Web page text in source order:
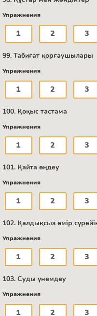
Упражнения
1 2 3
99. Табиғат қорғаушылары
Упражнения
1 2 3
100. Қоқыс тастама
Упражнения
1 2 3
101. Қайта өңдеу
Упражнения
1 2 3
102. Қалдықсыз өмір
Упражнения
1 2 3
103. Суды үнемдеу
Упражнения
1 2 3